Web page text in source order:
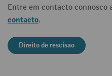
Entre em contacto connosco
contacto.
Direito de rescisao